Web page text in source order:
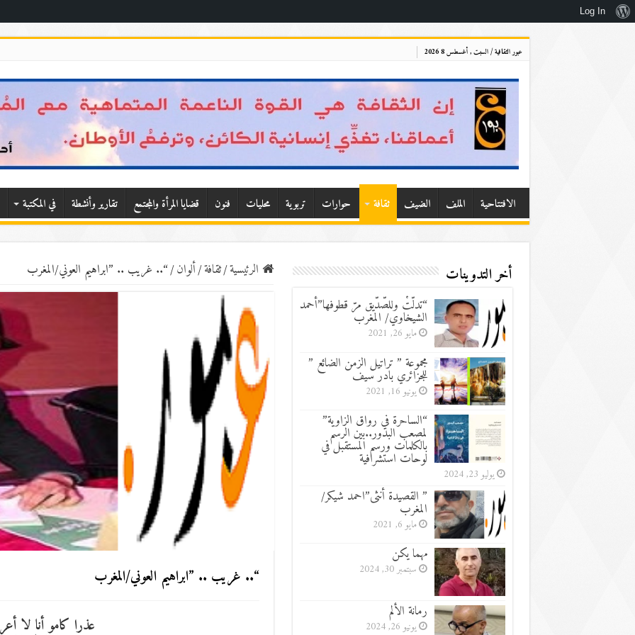
عبور الثقافية / السبت , أغسطس 8 2026
الافتتاحية الملف الضيف ثقافة حوارات تربوية محليات فنون قضايا المرأة والمجتمع تقارير وأنشطة في المكتبة
الرئيسية/ثقافة/ألوان/“.. غريب .. ”ابراهيم العوني/المغرب
“.. غريب .. ”ابراهيم العوني/المغرب
عذرا كامو أنا لا
أخر التدوينات
“تدلّتْ وللصّدّيق مرّ قطوفها”أحمد
الشيخاوي/ المغرب
مايو 26, 2021
مجموعة ” تراتيل الزمن الضائع ”
للجزائري بادر سيف
يونيو 16, 2021
“الساحرة في رواق الزاوية”
لمصعب البدور..بين الرسم
بالكلمات ورسم المستقبل في
لوحات استشرافية
يوليو 23, 2024
” القصيدة أنثى”احمد شيكر/
المغرب
مايو 6, 2021
مهما يكن
سبتمبر 30, 2024
رمانة الألم
يونيو 26, 2024
نبذةLog In